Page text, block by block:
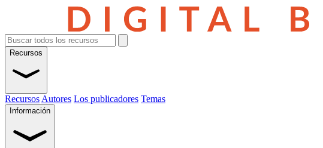
Recursos
Recursos Autores Los publicadores Temas
Información